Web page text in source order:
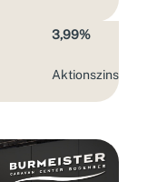
3,99%
Aktions­zins